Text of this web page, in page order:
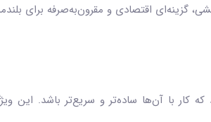
گزینه‌ای اقتصادی و مقرون‌به‌صرفه برای
کار با آن‌ها ساده‌تر و سریع‌تر باشد.